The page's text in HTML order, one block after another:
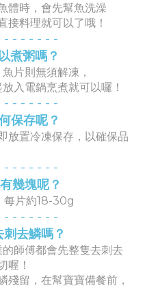
體時，會先幫魚洗澡
接料理就可以了哦！
- - - - - - -
煮粥嗎？
片則無須解凍，
入電鍋烹煮就可以囉！
- - - - - - -
保存呢？
放置冷凍保存，以確保品
- - - - - - -
幾塊呢？
每片約18-30g
- - - - - - -
去鱗嗎？
師傅都會先整隻去刺去
喔！
殘留，在幫寶寶備餐前，